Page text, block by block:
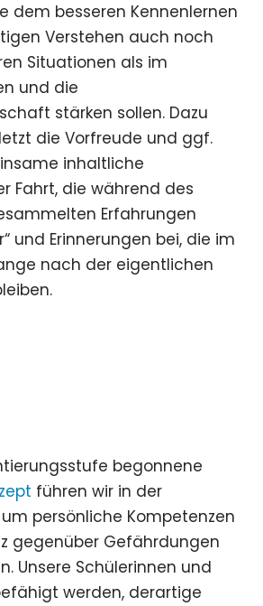
dem besseren Kennenlernen
Verstehen auch noch
Situationen als im
und die
stärken sollen. Dazu
die Vorfreude und ggf.
inhaltliche
Fahrt, die während des
Erfahrungen
und Erinnerungen bei, die im
nach der eigentlichen
begonnene
führen wir in der
persönliche Kompetenzen
gegenüber Gefährdungen
Unsere Schülerinnen und
werden, derartige